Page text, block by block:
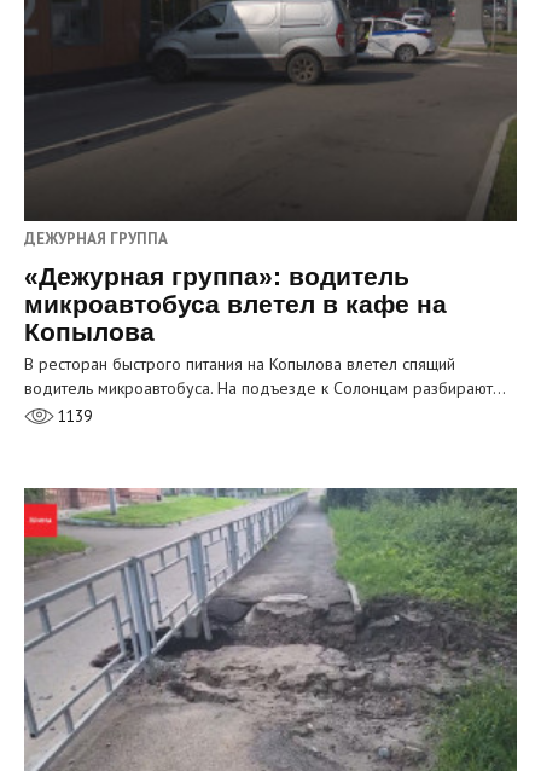
ДЕЖУРНАЯ ГРУППА
«Дежурная группа»: водитель
микроавтобуса влетел в кафе на
Копылова
В ресторан быстрого питания на Копылова влетел спящий
водитель микроавтобуса. На подъезде к Солонцам разбирают…
1139